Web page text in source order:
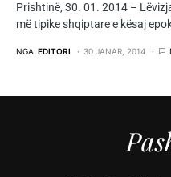
Prishtinë, 30. 01. 2014 –
më tipike shqiptare e kësaj
NGA EDITORI 30 JANAR, 2014